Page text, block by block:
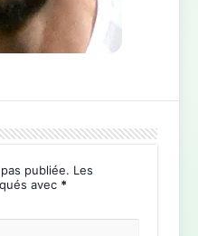
publiée. Les
avec *